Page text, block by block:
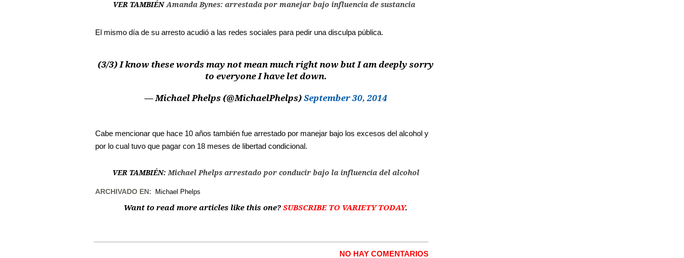
VER TAMBIÉN Amanda Bynes: arrestada por manejar bajo influencia de sustancia
El mismo día de su arresto acudió a las redes sociales para pedir una disculpa pública.
(3/3) I know these words may not mean much right now but I am deeply sorry
to everyone I have let down.
— Michael Phelps (@MichaelPhelps) September 30, 2014
Cabe mencionar que hace 10 años también fue arrestado por manejar bajo los excesos del alcohol y
por lo cual tuvo que pagar con 18 meses de libertad condicional.
VER TAMBIÉN: Michael Phelps arrestado por conducir bajo la influencia del alcohol
ARCHIVADO EN: Michael Phelps
Want to read more articles like this one?SUBSCRIBE TO VARIETY TODAY.
NO HAY COMENTARIOS